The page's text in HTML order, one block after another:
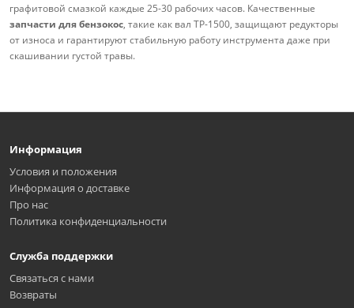
графитовой смазкой каждые 25-30 рабочих часов. Качественные
запчасти для бензокос, такие как вал TP-1500, защищают редукторы
от износа и гарантируют стабильную работу инструмента даже при
скашивании густой травы.
Информация
Условия и положения
Информация о доставке
Про нас
Политика конфиденциальности
Служба поддержки
Связаться с нами
Возвраты